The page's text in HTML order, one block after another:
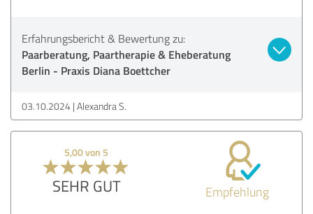
Erfahrungsbericht & Bewertung zu:
Paarberatung, Paartherapie & Eheberatung
Berlin - Praxis Diana Boettcher
03.10.2024 Alexandra S.
5,00 von 5
SEHR GUT Empfehlung